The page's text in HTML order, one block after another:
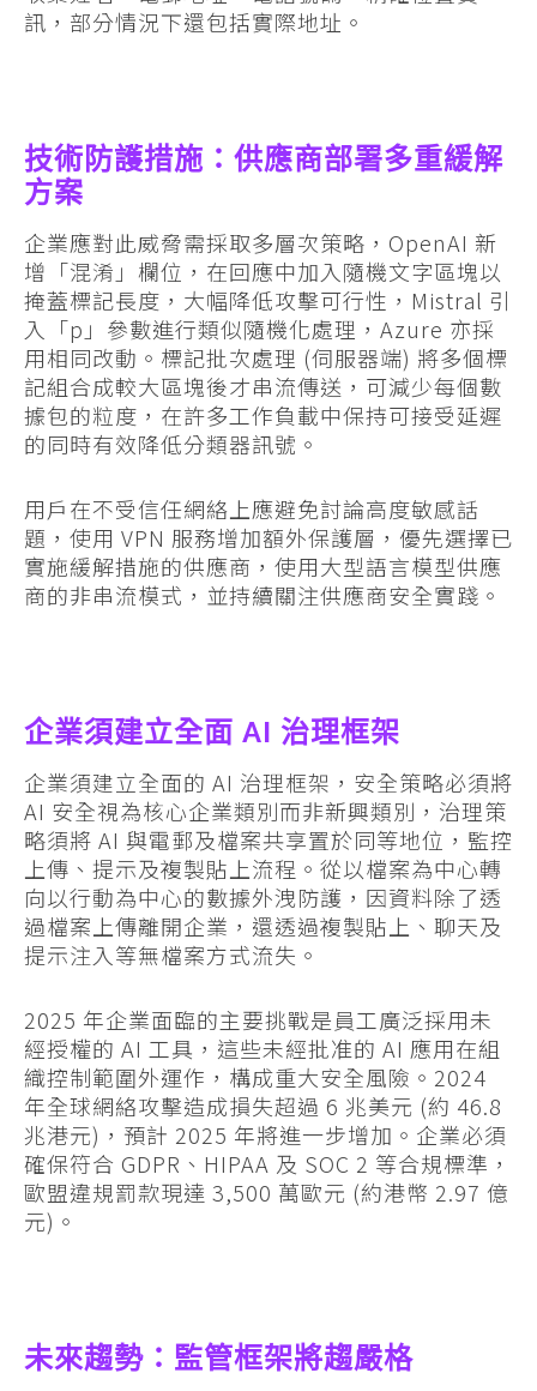
訊，部分情況下還包括實際地址。
技術防護措施：供應商部署多重緩解
方案
企業應對此威脅需採取多層次策略，OpenAI 新
增「混淆」欄位，在回應中加入隨機文字區塊以
掩蓋標記長度，大幅降低攻擊可行性，Mistral 引
入「p」參數進行類似隨機化處理，Azure 亦採
用相同改動。標記批次處理 (伺服器端) 將多個標
記組合成較大區塊後才串流傳送，可減少每個數
據包的粒度，在許多工作負載中保持可接受延遲
的同時有效降低分類器訊號。
用戶在不受信任網絡上應避免討論高度敏感話
題，使用 VPN 服務增加額外保護層，優先選擇已
實施緩解措施的供應商，使用大型語言模型供應
商的非串流模式，並持續關注供應商安全實踐。
企業須建立全面 AI 治理框架
企業須建立全面的 AI 治理框架，安全策略必須將
AI 安全視為核心企業類別而非新興類別，治理策
略須將 AI 與電郵及檔案共享置於同等地位，監控
上傳、提示及複製貼上流程。從以檔案為中心轉
向以行動為中心的數據外洩防護，因資料除了透
過檔案上傳離開企業，還透過複製貼上、聊天及
提示注入等無檔案方式流失。
2025 年企業面臨的主要挑戰是員工廣泛採用未
經授權的 AI 工具，這些未經批准的 AI 應用在組
織控制範圍外運作，構成重大安全風險。2024
年全球網絡攻擊造成損失超過 6 兆美元 (約 46.8
兆港元)，預計 2025 年將進一步增加。企業必須
確保符合 GDPR、HIPAA 及 SOC 2 等合規標準，
歐盟違規罰款現達 3,500 萬歐元 (約港幣 2.97 億
元)。
未來趨勢：監管框架將趨嚴格